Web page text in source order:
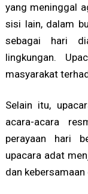
yang meninggal
sisi lain, dalam
sebagai hari
lingkungan.
masyarakat
Selain itu,
acara-acara
perayaan hari
upacara adat
dan